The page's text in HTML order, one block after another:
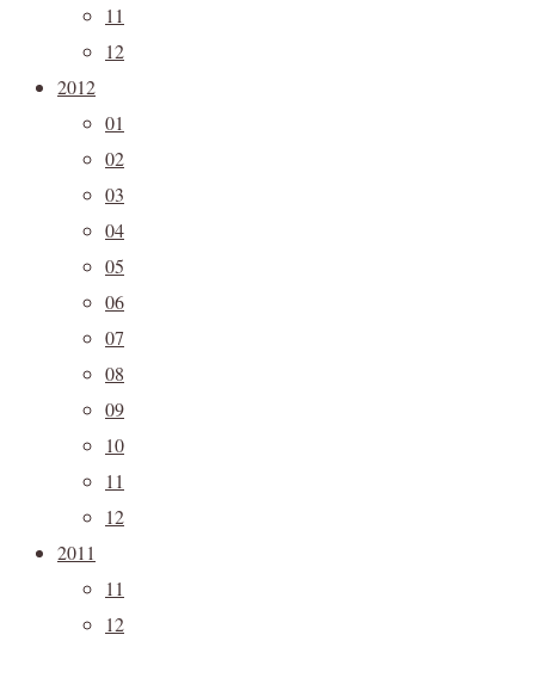
11
12
2012
01
02
03
04
05
06
07
08
09
10
11
12
2011
11
12